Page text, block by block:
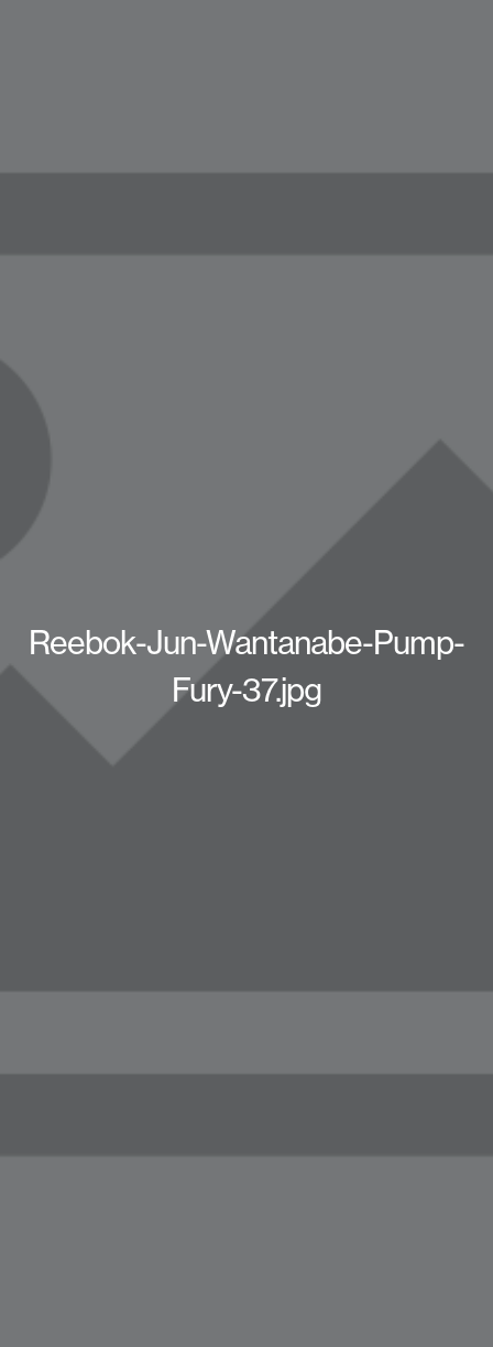
Reebok-Jun-Wantanabe-Pump-
Fury-37.jpg